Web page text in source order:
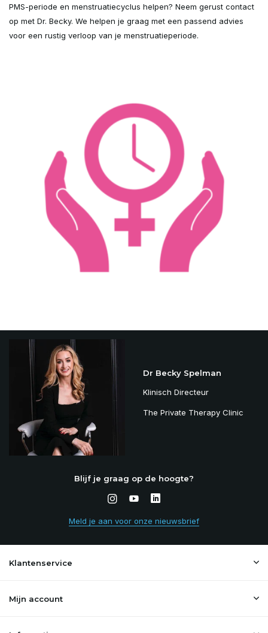
PMS-periode en menstruatiecyclus helpen? Neem gerust contact
op met Dr. Becky. We helpen je graag met een passend advies
voor een rustig verloop van je menstruatieperiode.
Dr Becky Spelman
Klinisch Directeur
The Private Therapy Clinic
Blijf je graag op de hoogte?
Meld je aan voor onze nieuwsbrief
Klantenservice
Mijn account